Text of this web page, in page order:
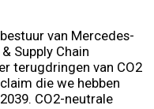
van Mercedes-
Supply Chain
terugdringen van CO2
die we hebben
CO2-neutrale